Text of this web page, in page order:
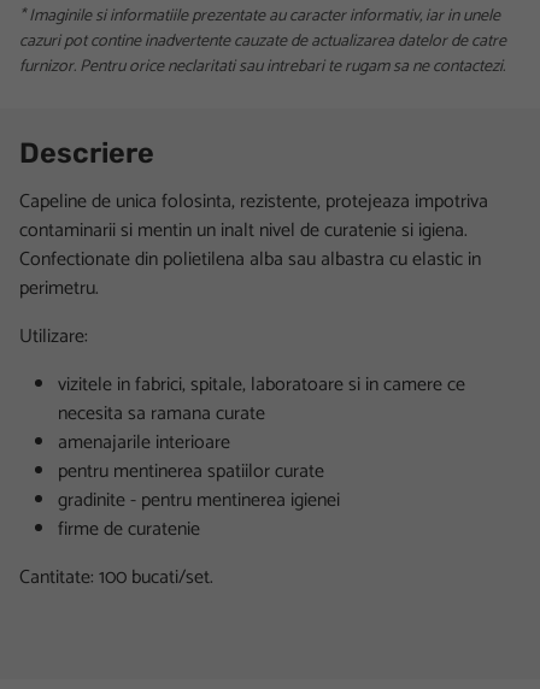
* Imaginile si informatiile prezentate au caracter informativ, iar in unele
cazuri pot contine inadvertente cauzate de actualizarea datelor de catre
furnizor. Pentru orice neclaritati sau intrebari te rugam sa ne contactezi.
Descriere
Capeline de unica folosinta, rezistente, protejeaza impotriva
contaminarii si mentin un inalt nivel de curatenie si igiena.
Confectionate din polietilena alba sau albastra cu elastic in
perimetru.
Utilizare:
vizitele in fabrici, spitale, laboratoare si in camere ce
necesita sa ramana curate
amenajarile interioare
pentru mentinerea spatiilor curate
gradinite - pentru mentinerea igienei
firme de curatenie
Cantitate: 100 bucati/set.